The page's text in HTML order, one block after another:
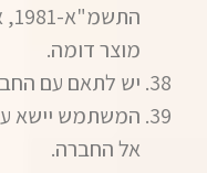
מוצר דומה.
יש לתאם עם
המשתמש יישא
אל החברה.